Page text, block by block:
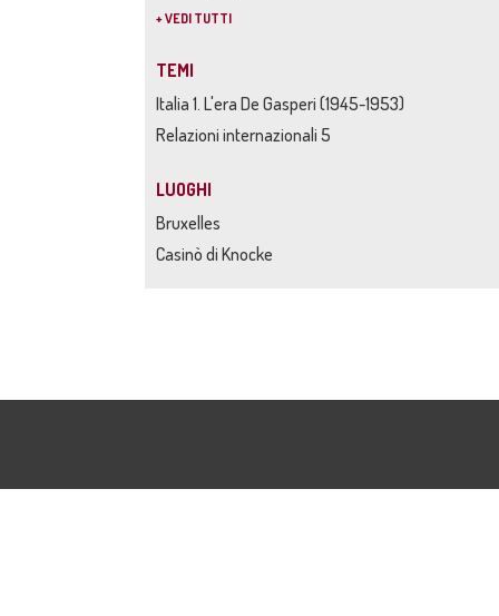
+ VEDI TUTTI
TEMI
Italia 1. L'era De Gasperi (1945-1953)
Relazioni internazionali 5
LUOGHI
Bruxelles
Casinò di Knocke